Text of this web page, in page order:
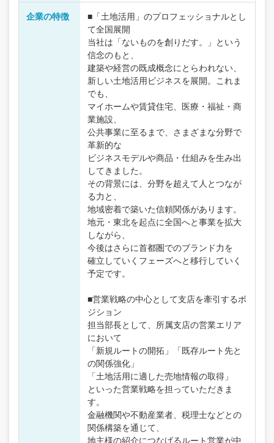
企業の特徴
■「土地活用」のプロフェッショナルとし
て全国展開
当社は「ないものを創りだす。」という
信念のもと、
建築や経営の既成概念にとらわれない、
新しい土地活用ビジネスを展開。これま
でも、
マイホームや賃貸住宅、医療・福祉・商
業施設、
公共事業に至るまで、さまざまな分野で
革新的な
ビジネスモデルや商品・仕組みを生み出
してきました。
その背景には、分野を超えて人とつなが
る力と、
地域密着で築いた信頼関係があります。
地元・東北を起点に全国へと事業を拡大
しながら、
今後はさらに首都圏でのブランド力を
確立していくフェーズへと移行していく
予定です。
■営業戦略の中心として支店を牽引するポ
ジション
担当部長として、所属支店の営業エリア
において
「新規ルートの開拓」「既存ルート先と
の関係強化」
「土地活用に適した売地情報の取得」
といった営業戦略を担っていただきま
す。
金融機関や不動産業者、税理士などとの
関係構築を通じて、
地主様の紹介につなげるルート営業が中